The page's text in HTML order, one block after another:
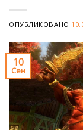
ОПУБЛИКОВАНО
10
Сен